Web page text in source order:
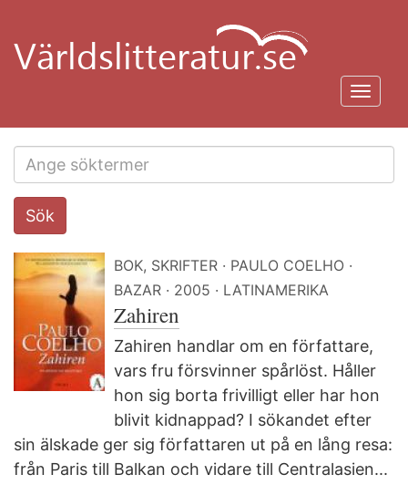
huvudinnehåll
Search
this
Sök
BOK, SKRIFTER
PAULO COELHO
BAZAR
2005 LATINAMERIKA
Zahiren
Zahiren handlar om en författare,
vars fru försvinner spårlöst. Håller
hon sig borta frivilligt eller har hon
blivit kidnappad? I sökandet efter
sin älskade ger sig författaren ut på en lång resa:
från Paris till Balkan och vidare till Centralasien...